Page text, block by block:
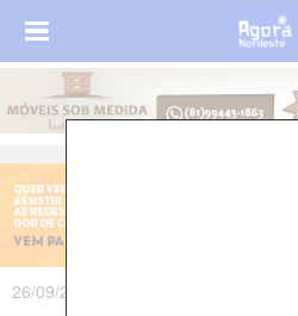
26/09/2022 às 12h20m - Atualizado